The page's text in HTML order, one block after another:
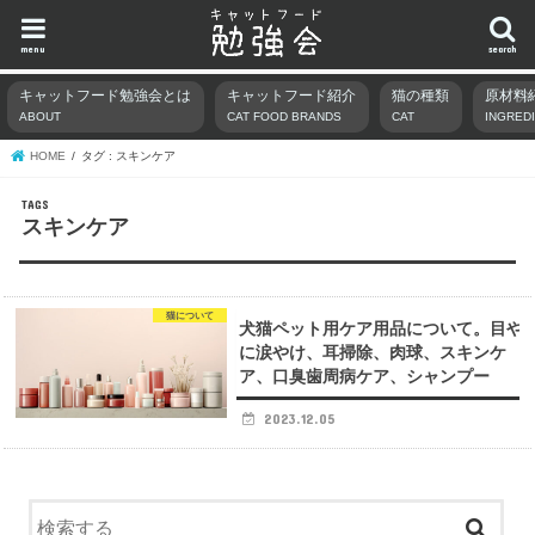
search
menu
キャットフード勉強会とは
ABOUT
キャットフード紹介
CAT FOOD BRANDS
猫の種類
CAT
原材料
HOME タグ : スキンケア
スキンケア
猫について
犬猫ペット用ケア用品について。目や
に涙やけ、耳掃除、肉球、スキンケ
ア、口臭歯周病ケア、シャンプー
2023.12.05